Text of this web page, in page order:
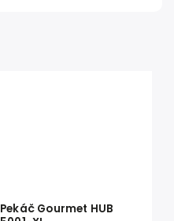
Pekáč Gourmet HUB